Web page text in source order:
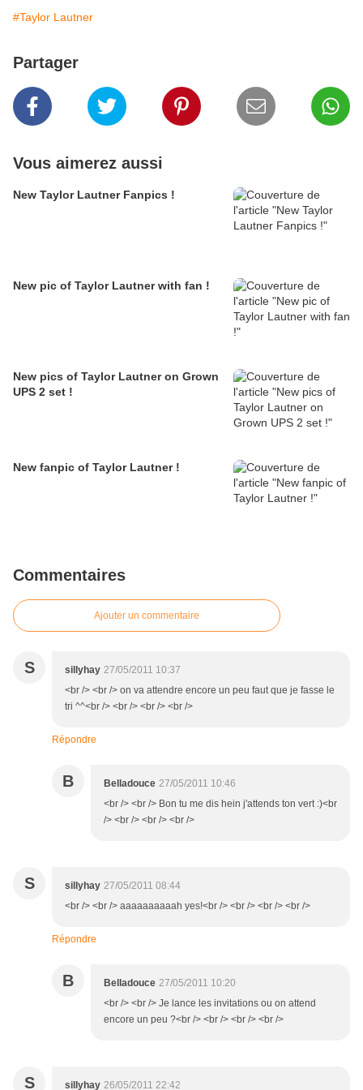
#Taylor Lautner
Partager
Vous aimerez aussi
New Taylor Lautner Fanpics !
New pic of Taylor Lautner with fan !
New pics of Taylor Lautner on Grown
UPS 2 set !
New fanpic of Taylor Lautner !
Commentaires
Ajouter un commentaire
S sillyhay 27/05/2011 10:37
<br /> <br /> on va attendre encore un peu faut que je fasse le
tri ^^<br /> <br /> <br /> <br />
Répondre
B Belladouce 27/05/2011 10:46
<br /> <br /> Bon tu me dis hein j'attends ton vert :)<br
/> <br /> <br /> <br />
S sillyhay 27/05/2011 08:44
<br /> <br /> aaaaaaaaaah yes!<br /> <br /> <br /> <br />
Répondre
B Belladouce 27/05/2011 10:20
<br /> <br /> Je lance les invitations ou on attend
encore un peu ?<br /> <br /> <br /> <br />
S sillyhay 26/05/2011 22:42